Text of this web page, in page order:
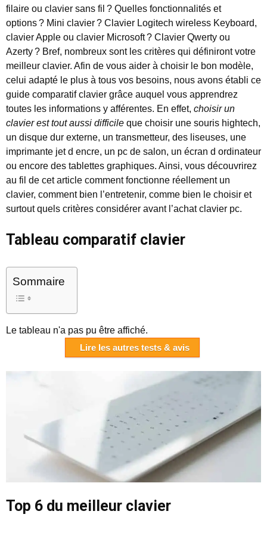
filaire ou clavier sans fil ? Quelles fonctionnalités et
options ? Mini clavier ? Clavier Logitech wireless Keyboard,
clavier Apple ou clavier Microsoft ? Clavier Qwerty ou
Azerty ? Bref, nombreux sont les critères qui définiront votre
meilleur clavier. Afin de vous aider à choisir le bon modèle,
celui adapté le plus à tous vos besoins, nous avons établi ce
guide comparatif clavier grâce auquel vous apprendrez
toutes les informations y afférentes. En effet, choisir un
clavier est tout aussi difficile que choisir une souris hightech,
un disque dur externe, un transmetteur, des liseuses, une
imprimante jet d encre, un pc de salon, un écran d ordinateur
ou encore des tablettes graphiques. Ainsi, vous découvrirez
au fil de cet article comment fonctionne réellement un
clavier, comment bien l’entretenir, comme bien le choisir et
surtout quels critères considérer avant l’achat clavier pc.
Tableau comparatif clavier
Sommaire
Le tableau n'a pas pu être affiché.
Lire les autres tests & avis
Top 6 du meilleur clavier